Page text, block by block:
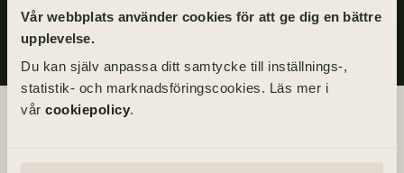
Vår webbplats använder cookies för att ge dig en bättre
upplevelse.
Du kan själv anpassa ditt samtycke till inställnings-,
statistik- och marknadsföringscookies. Läs mer i
vår cookiepolicy.
Begravningsdagen